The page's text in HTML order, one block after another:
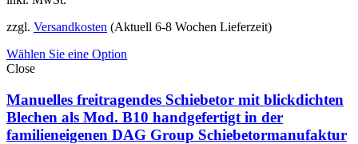
zzgl. Versandkosten (Aktuell 6-8 Wochen Lieferzeit)
Wählen Sie eine Option
Close
Manuelles freitragendes Schiebetor mit blickdichten
Blechen als Mod. B10 handgefertigt in der
familieneigenen DAG Group Schiebetormanufaktur